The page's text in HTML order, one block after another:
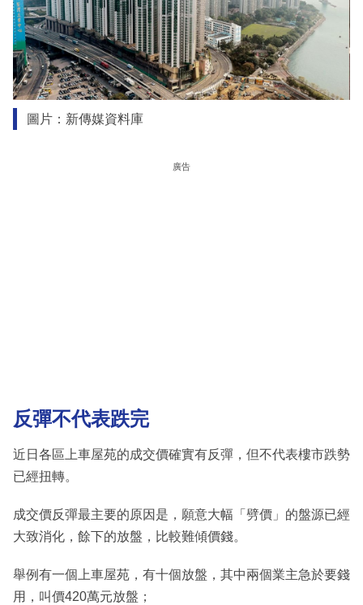
圖片：新傳媒資料庫
廣告
反彈不代表跌完
近日各區上車屋苑的成交價確實有反彈，但不代表樓市跌勢
已經扭轉。
成交價反彈最主要的原因是，願意大幅「劈價」的盤源已經
大致消化，餘下的放盤，比較難傾價錢。
舉例有一個上車屋苑，有十個放盤，其中兩個業主急於要錢
用，叫價420萬元放盤；